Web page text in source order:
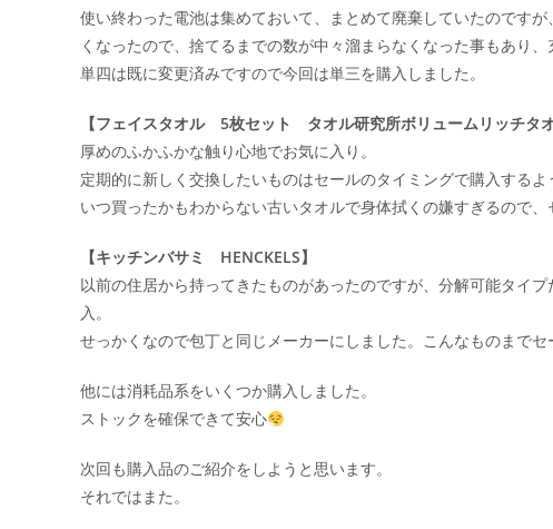
使い終わった電池は集めておいて、まとめて廃棄していたのです
くなったので、捨てるまでの数が中々溜まらなくなった事もあり、
単四は既に変更済みですので今回は単三を購入しました。
【フェイスタオル 5枚セット タオル研究所ボリュームリッチタオ
厚めのふかふかな触り心地でお気に入り。
定期的に新しく交換したいものはセールのタイミングで購入するよ
いつ買ったかもわからない古いタオルで身体拭くの嫌すぎるので
【キッチンバサミ HENCKELS】
以前の住居から持ってきたものがあったのですが、分解可能タイ
入。
せっかくなので包丁と同じメーカーにしました。こんなものまでセ
他には消耗品系をいくつか購入しました。
ストックを確保できて安心
次回も購入品のご紹介をしようと思います。
それではまた。